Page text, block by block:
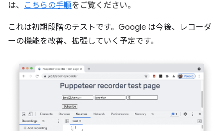
は、 こちらの手順をご覧ください。
これは初期段階のテストです。Google は今後、レコーダ
ーの機能を改善、拡張していく予定です。